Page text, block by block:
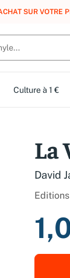
:REJOIGNEZ
Culture à 1 €
La
David